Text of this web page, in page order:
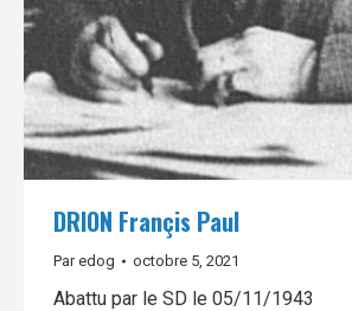
DRION Françis Paul
Paredog octobre 5, 2021
Abattu par le SD le 05/11/1943